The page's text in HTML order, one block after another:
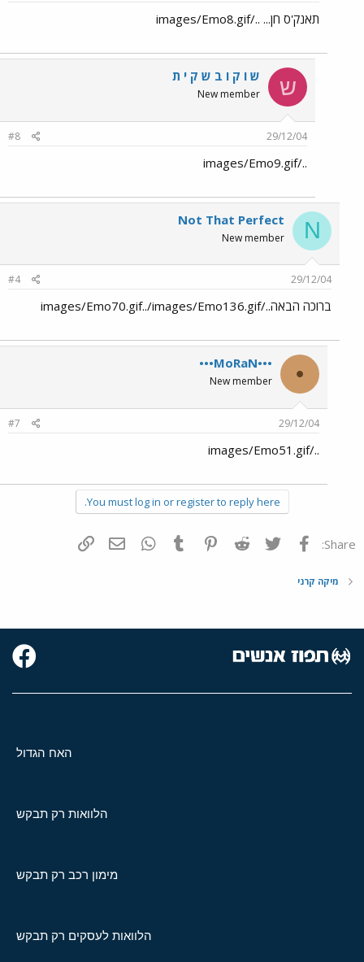
תאנק'ס חן... ../images/Emo8.gif
ש ש ו ק ו ב ש ק י ת
New member
29/12/04
#8
../images/Emo9.gif
N
Not That Perfect
New member
29/12/04
#4
ברוכה הבאה../images/Emo70.gif../images/Emo136.gif
•
•••MoRaN•••
New member
29/12/04
#7
../images/Emo51.gif
You must log in or register to reply here.
Share: פייסבוק Twitter
Reddit
Pinterest
Tumblr
WhatsAppדואר אלקטרוני
מיקה קרני
האח הגדול
הלוואות רק תבקש
מימון רכב רק תבקש
הלוואות לעסקים רק תבקש